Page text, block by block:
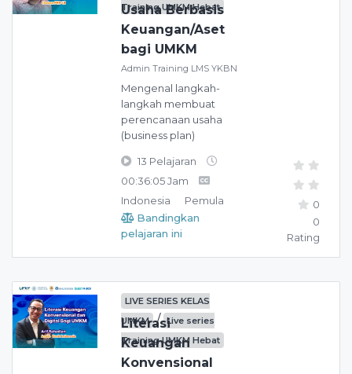
Training UMKM Hebat
Usaha Berbasis
Keuangan/Aset
bagi UMKM
Admin Training LMS YKBN
Mengenal langkah-
langkah membuat
perencanaan usaha
(business plan)
13 Pelajaran
00:36:05 Jam
Indonesia
Pemula
Bandingkan
pelajaran ini
0
0
Rating
LIVE SERIES KELAS
UMKM / Live series
Training UMKM Hebat
Literasi
Keuangan
Konvensional